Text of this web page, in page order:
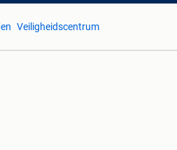
Veiligheidscentrum